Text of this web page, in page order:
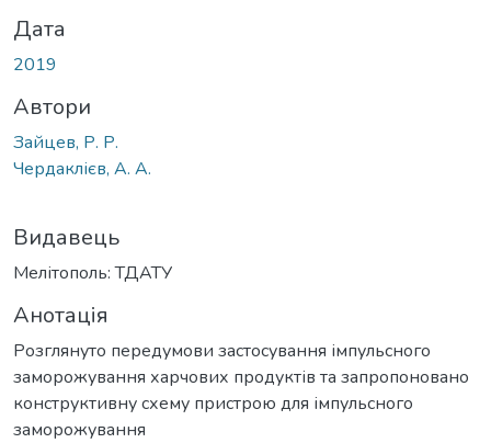
Дата
2019
Автори
Зайцев, Р. Р.
Чердаклієв, А. А.
Видавець
Мелітополь: ТДАТУ
Анотація
Розглянуто передумови застосування імпульсного
заморожування харчових продуктів та запропоновано
конструктивну схему пристрою для імпульсного
заморожування